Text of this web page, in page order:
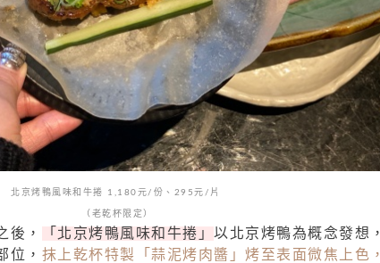
北京烤鴨風味和牛捲 1,180元/份、295元/片
（老乾杯限定）
後， 「北京烤鴨風味和牛捲」 以北京烤鴨為概念發想，
位， 抹上乾杯特製「蒜泥烤肉醬」烤至表面微焦上色，